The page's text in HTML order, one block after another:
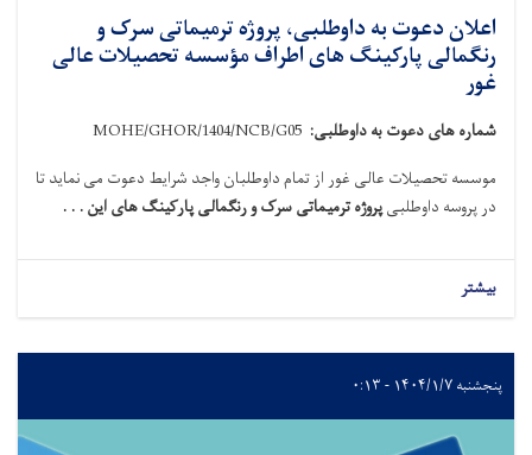
اعلان دعوت به داوطلبی، پروژه ترمیماتی سرک و
رنگمالی پارکینگ های اطراف مؤسسه تحصیلات عالی
غور
شماره های دعوت به داوطلبی:
MOHE/GHOR/1404/NCB/G05
موسسه تحصیلات عالی غور از تمام داوطلبان واجد شرایط دعوت می نماید تا
در پروسه داوطلبیپروژه ترمیماتی سرک و رنگمالی پارکینگ های این . . .
بیشتر
پنجشنبه ۱۴۰۴/۱/۷ - ۰:۱۳